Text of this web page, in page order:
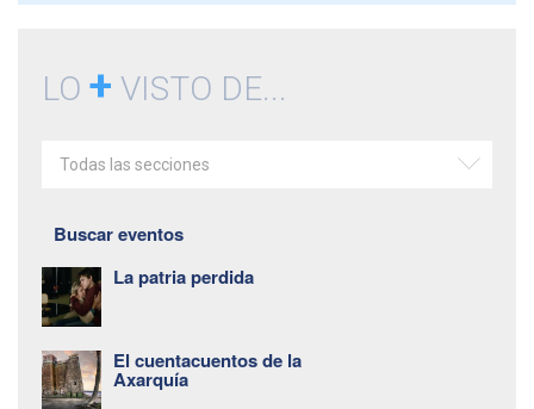
LO + VISTO DE...
Todas las secciones
Buscar eventos
La patria perdida
El cuentacuentos de la
Axarquía